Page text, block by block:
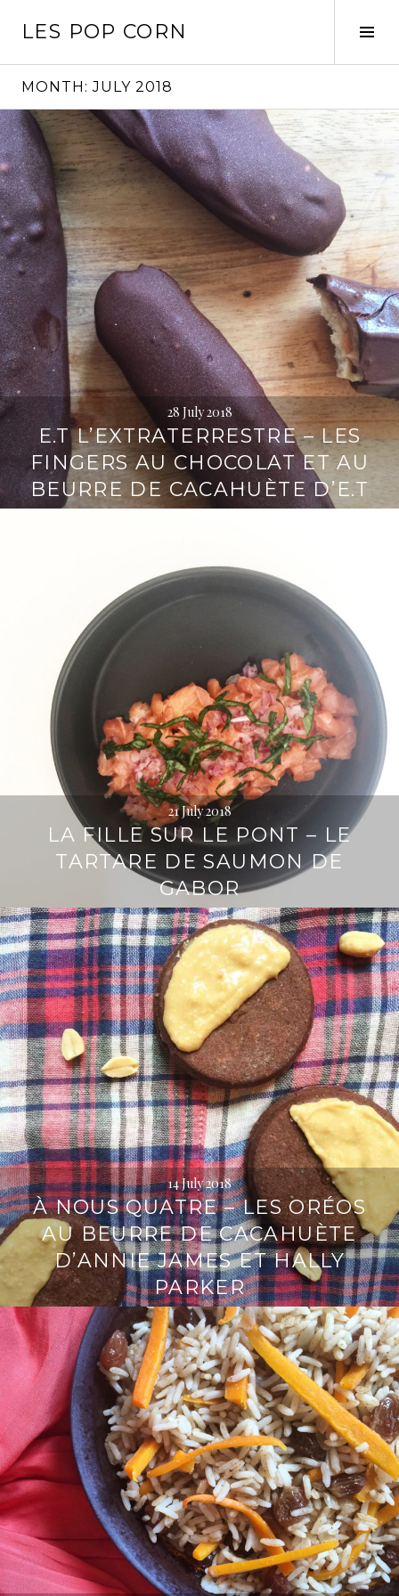
LES POP CORN
MONTH:JULY 2018
28 July 2018
E.T L’EXTRATERRESTRE – LES
FINGERS AU CHOCOLAT ET AU
BEURRE DE CACAHUÈTE D’E.T
21 July 2018
LA FILLE SUR LE PONT – LE
TARTARE DE SAUMON DE
GABOR
14 July 2018
À NOUS QUATRE – LES ORÉOS
AU BEURRE DE CACAHUÈTE
D’ANNIE JAMES ET HALLY
PARKER